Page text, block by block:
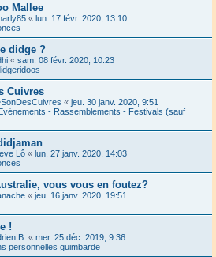
Mallee
« lun. 17 févr. 2020, 13:10
didge ?
« sam. 08 févr. 2020, 10:23
Cuivres
« jeu. 30 janv. 2020, 9:51
- Rassemblements - Festivals (sauf
Lô « lun. 27 janv. 2020, 14:03
vous vous en foutez?
« jeu. 16 janv. 2020, 19:51
!
B. « mer. 25 déc. 2019, 9:36
personnelles guimbarde